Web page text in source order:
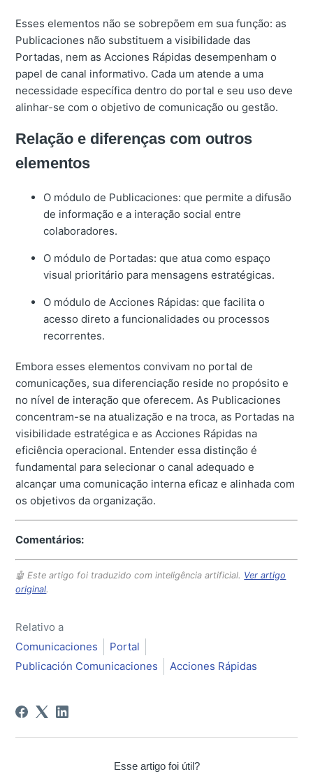
Esses elementos não se sobrepõem em sua função: as
Publicaciones não substituem a visibilidade das
Portadas, nem as Acciones Rápidas desempenham o
papel de canal informativo. Cada um atende a uma
necessidade específica dentro do portal e seu uso deve
alinhar-se com o objetivo de comunicação ou gestão.
Relação e diferenças com outros
elementos
O módulo de Publicaciones: que permite a difusão
de informação e a interação social entre
colaboradores.
O módulo de Portadas: que atua como espaço
visual prioritário para mensagens estratégicas.
O módulo de Acciones Rápidas: que facilita o
acesso direto a funcionalidades ou processos
recorrentes.
Embora esses elementos convivam no portal de
comunicações, sua diferenciação reside no propósito e
no nível de interação que oferecem. As Publicaciones
concentram-se na atualização e na troca, as Portadas na
visibilidade estratégica e as Acciones Rápidas na
eficiência operacional. Entender essa distinção é
fundamental para selecionar o canal adequado e
alcançar uma comunicação interna eficaz e alinhada com
os objetivos da organização.
Comentários:
🤖 Este artigo foi traduzido com inteligência artificial. Ver artigo
original.
Relativo a
Comunicaciones
Portal
Publicación Comunicaciones
Acciones Rápidas
Esse artigo foi útil?